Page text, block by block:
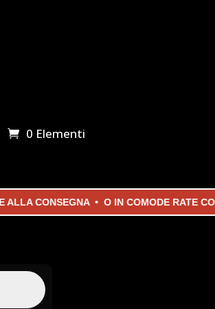
0 Elementi
CONSEGNA • O IN COMODE RATE CON